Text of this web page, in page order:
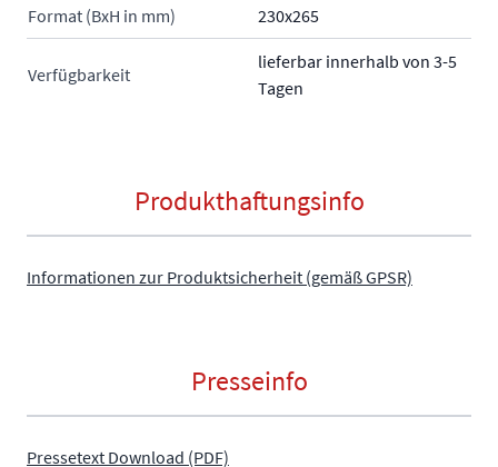
Format (BxH in mm) 230x265
Verfügbarkeit
lieferbar innerhalb von 3-5
Tagen
Produkthaftungsinfo
Informationen zur Produktsicherheit (gemäß GPSR)
Presseinfo
Pressetext Download (PDF)